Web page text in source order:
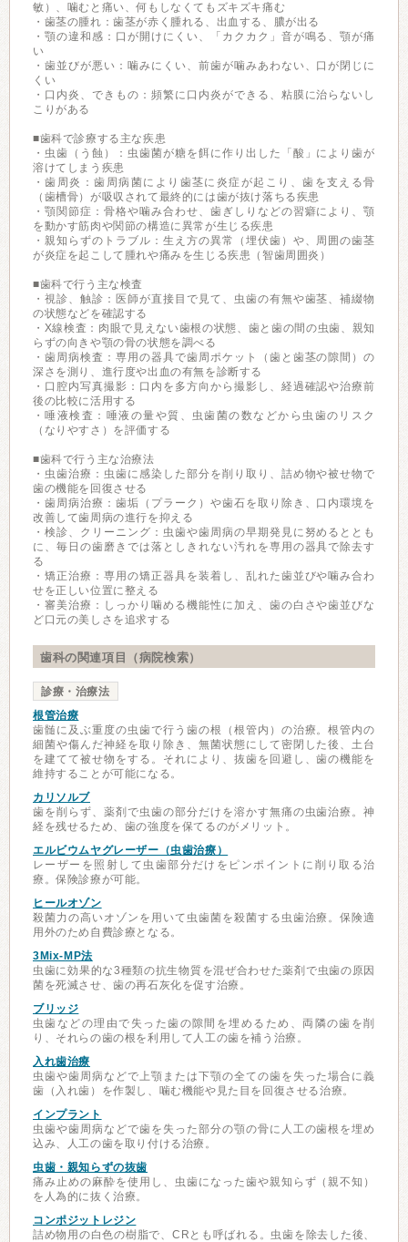
敏）、噛むと痛い、何もしなくてもズキズキ痛む
・歯茎の腫れ：歯茎が赤く腫れる、出血する、膿が出る
・顎の違和感：口が開けにくい、「カクカク」音が鳴る、顎が痛
い
・歯並びが悪い：噛みにくい、前歯が噛みあわない、口が閉じに
くい
・口内炎、できもの：頻繁に口内炎ができる、粘膜に治らないし
こりがある
■歯科で診療する主な疾患
・虫歯（う蝕）：虫歯菌が糖を餌に作り出した「酸」により歯が
溶けてしまう疾患
・歯周炎：歯周病菌により歯茎に炎症が起こり、歯を支える骨
（歯槽骨）が吸収されて最終的には歯が抜け落ちる疾患
・顎関節症：骨格や噛み合わせ、歯ぎしりなどの習癖により、顎
を動かす筋肉や関節の構造に異常が生じる疾患
・親知らずのトラブル：生え方の異常（埋伏歯）や、周囲の歯茎
が炎症を起こして腫れや痛みを生じる疾患（智歯周囲炎）
■歯科で行う主な検査
・視診、触診：医師が直接目で見て、虫歯の有無や歯茎、補綴物
の状態などを確認する
・X線検査：肉眼で見えない歯根の状態、歯と歯の間の虫歯、親知
らずの向きや顎の骨の状態を調べる
・歯周病検査：専用の器具で歯周ポケット（歯と歯茎の隙間）の
深さを測り、進行度や出血の有無を診断する
・口腔内写真撮影：口内を多方向から撮影し、経過確認や治療前
後の比較に活用する
・唾液検査：唾液の量や質、虫歯菌の数などから虫歯のリスク
（なりやすさ）を評価する
■歯科で行う主な治療法
・虫歯治療：虫歯に感染した部分を削り取り、詰め物や被せ物で
歯の機能を回復させる
・歯周病治療：歯垢（プラーク）や歯石を取り除き、口内環境を
改善して歯周病の進行を抑える
・検診、クリーニング：虫歯や歯周病の早期発見に努めるととも
に、毎日の歯磨きでは落としきれない汚れを専用の器具で除去す
る
・矯正治療：専用の矯正器具を装着し、乱れた歯並びや噛み合わ
せを正しい位置に整える
・審美治療：しっかり噛める機能性に加え、歯の白さや歯並びな
ど口元の美しさを追求する
歯科の関連項目（病院検索）
診療・治療法
根管治療
歯髄に及ぶ重度の虫歯で行う歯の根（根管内）の治療。根管内の
細菌や傷んだ神経を取り除き、無菌状態にして密閉した後、土台
を建てて被せ物をする。それにより、抜歯を回避し、歯の機能を
維持することが可能になる。
カリソルブ
歯を削らず、薬剤で虫歯の部分だけを溶かす無痛の虫歯治療。神
経を残せるため、歯の強度を保てるのがメリット。
エルビウムヤグレーザー（虫歯治療）
レーザーを照射して虫歯部分だけをピンポイントに削り取る治
療。保険診療が可能。
ヒールオゾン
殺菌力の高いオゾンを用いて虫歯菌を殺菌する虫歯治療。保険適
用外のため自費診療となる。
3Mix-MP法
虫歯に効果的な3種類の抗生物質を混ぜ合わせた薬剤で虫歯の原因
菌を死滅させ、歯の再石灰化を促す治療。
ブリッジ
虫歯などの理由で失った歯の隙間を埋めるため、両隣の歯を削
り、それらの歯の根を利用して人工の歯を補う治療。
入れ歯治療
虫歯や歯周病などで上顎または下顎の全ての歯を失った場合に義
歯（入れ歯）を作製し、噛む機能や見た目を回復させる治療。
インプラント
虫歯や歯周病などで歯を失った部分の顎の骨に人工の歯根を埋め
込み、人工の歯を取り付ける治療。
虫歯・親知らずの抜歯
痛み止めの麻酔を使用し、虫歯になった歯や親知らず（親不知）
を人為的に抜く治療。
コンポジットレジン
詰め物用の白色の樹脂で、CRとも呼ばれる。虫歯を除去した後、